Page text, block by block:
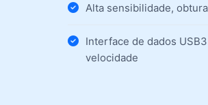
Alta sensibilidade,
Interface de dados
velocidade